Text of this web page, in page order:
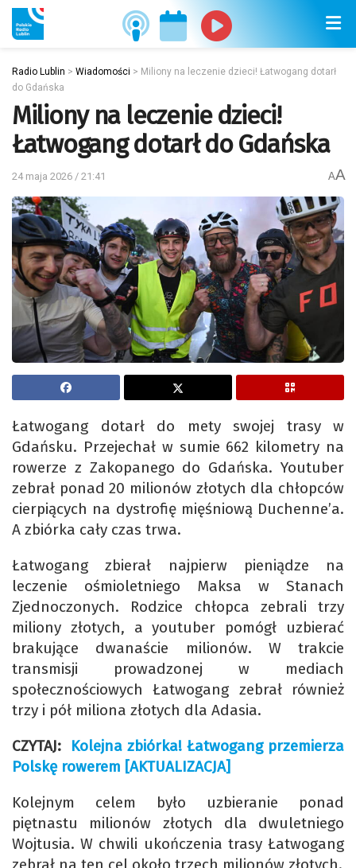
Radio Lublin > Wiadomości > Miliony na leczenie dzieci! Łatwogang dotarł
do Gdańska
Miliony na leczenie dzieci!
Łatwogang dotarł do Gdańska
24 maja 2026 / 21:41 AA
Łatwogang dotarł do mety swojej trasy w
Gdańsku. Przejechał w sumie 662 kilometry na
rowerze z Zakopanego do Gdańska. Youtuber
zebrał ponad 20 milionów złotych dla chłopców
cierpiących na dystrofię mięśniową Duchenne’a.
A zbiórka cały czas trwa.
Łatwogang zbierał najpierw pieniądze na
leczenie ośmioletniego Maksa w Stanach
Zjednoczonych. Rodzice chłopca zebrali trzy
miliony złotych, a youtuber pomógł uzbierać
brakujące dwanaście milionów. W trakcie
transmisji prowadzonej w mediach
społecznościowych Łatwogang zebrał również
trzy i pół miliona złotych dla Adasia.
CZYTAJ: Kolejna zbiórka! Łatwogang przemierza
Polskę rowerem [AKTUALIZACJA]
Kolejnym celem było uzbieranie ponad
piętnastu milionów złotych dla dwuletniego
Wojtusia. W chwili ukończenia trasy Łatwogang